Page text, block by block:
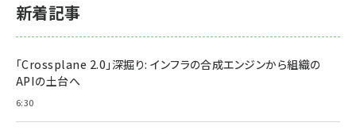
新着記事
「Crossplane 2.0」深掘り: インフラの合成エンジンから組織の
APIの土台へ
6:30